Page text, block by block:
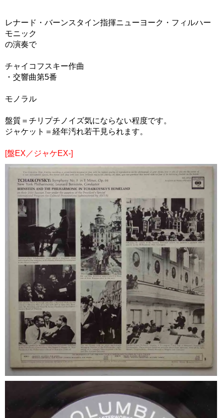
レナード・バーンスタイン指揮ニューヨーク・フィルハー
モニック
の演奏で
チャイコフスキー作曲
・交響曲第5番
モノラル
盤質＝チリプチノイズ気にならない程度です。
ジャケット＝経年汚れ若干見られます。
[盤EX／ジャケEX-]